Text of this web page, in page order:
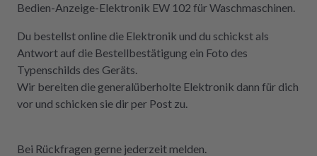
Absolute Empfehlung!
Bedien-Anzeige-Elektronik EW 102 für Waschmaschinen.
Du bestellst online die Elektronik und du schickst als
Antwort auf die Bestellbestätigung ein Foto des
Typenschilds des Geräts.
Wir bereiten die generalüberholte Elektronik dann für dich
vor und schicken sie dir per Post zu.
Bei Rückfragen gerne jederzeit melden.